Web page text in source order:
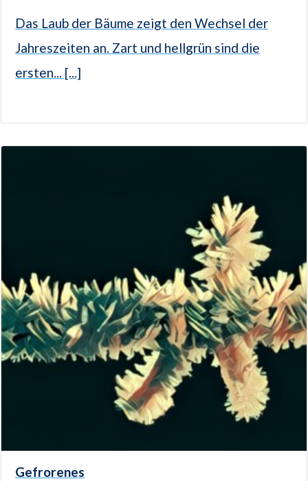
Das Laub der Bäume zeigt den Wechsel der
Jahreszeiten an. Zart und hellgrün sind die
ersten... [...]
Gefrorenes